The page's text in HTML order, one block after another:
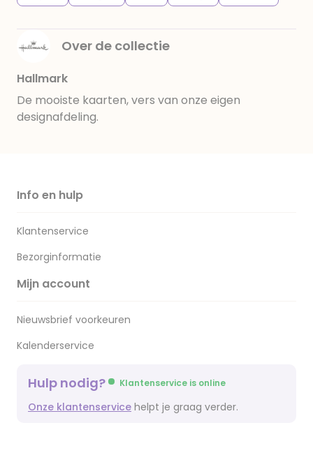
Over de collectie
Hallmark
De mooiste kaarten, vers van onze eigen
designafdeling.
Info en hulp
Klantenservice
Bezorginformatie
Mijn account
Nieuwsbrief voorkeuren
Kalenderservice
Hulp nodig? Klantenservice is online
Onze klantenservice helpt je graag verder.